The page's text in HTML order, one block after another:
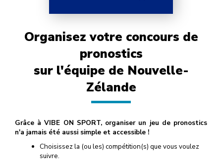
Organisez votre concours de
pronostics
sur l'équipe de Nouvelle-
Zélande
Grâce à VIBE ON SPORT, organiser un jeu de pronostics
n'a jamais été aussi simple et accessible !
Choisissez la (ou les) compétition(s) que vous voulez
suivre.